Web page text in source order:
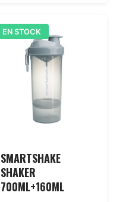
EN STOCK
SMARTSHAKE
SHAKER
700ML+160ML